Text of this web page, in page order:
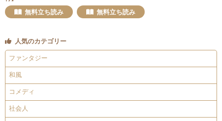
無料立ち読み 無料立ち読み
人気のカテゴリー
ファンタジー
和風
コメディ
社会人